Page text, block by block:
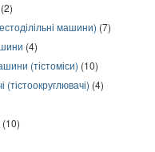
(2)
машини) (7)
(4)
(тістоміси) (10)
(тістоокруглювачі) (4)
(10)